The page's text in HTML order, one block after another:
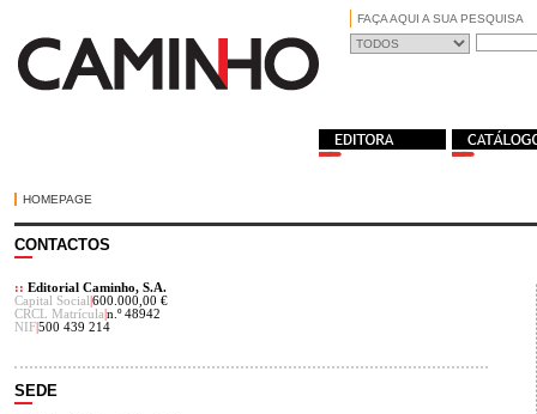
FAÇA AQUI A SUA PESQUISA
HOMEPAGE
CONTACTOS
:: Editorial Caminho, S.A.
Capital Social 600.000,00 €
CRCL Matrícula n.º 48942
NIF|500 439 214
SEDE